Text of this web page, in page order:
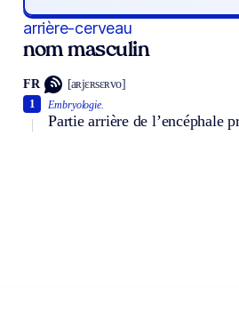
arrière-cerveau
nom masculin
FR [aʀjɛʀsɛʀvo]
Embryologie.
Partie arrière de l’encéphale
1